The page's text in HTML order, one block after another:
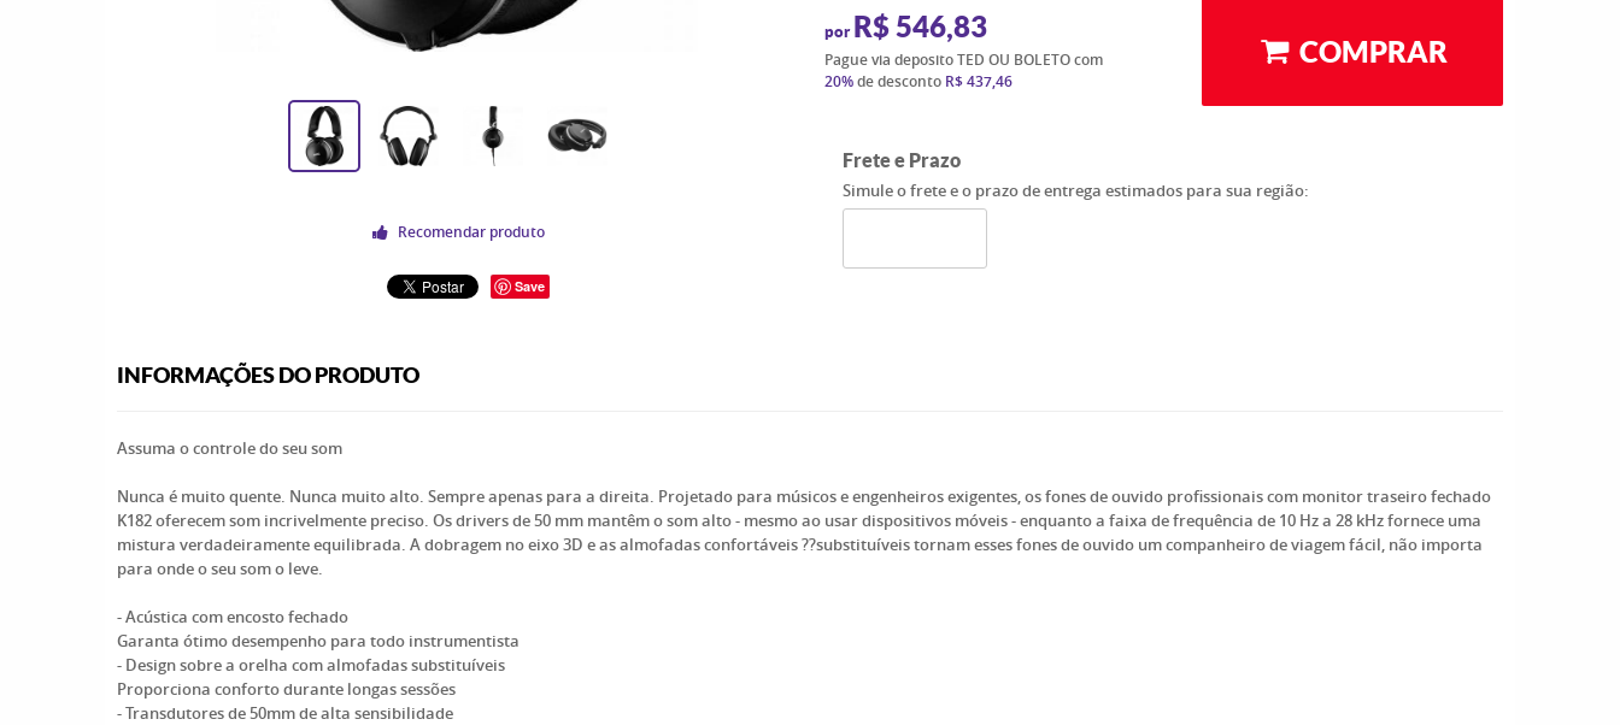
Recomendar produto
Save
por R$ 546,83
Pague via deposito TED OU BOLETO com
20%de desconto R$ 437,46
COMPRAR
Frete e Prazo
Simule o frete e o prazo de entrega estimados para sua região:
INFORMAÇÕES DO PRODUTO
Assuma o controle do seu som
Nunca é muito quente. Nunca muito alto. Sempre apenas para a direita. Projetado para músicos e engenheiros exigentes, os fones de ouvido profissionais com monitor traseiro fechado
K182 oferecem som incrivelmente preciso. Os drivers de 50 mm mantêm o som alto - mesmo ao usar dispositivos móveis - enquanto a faixa de frequência de 10 Hz a 28 kHz fornece uma
mistura verdadeiramente equilibrada. A dobragem no eixo 3D e as almofadas confortáveis ??substituíveis tornam esses fones de ouvido um companheiro de viagem fácil, não importa
para onde o seu som o leve.
- Acústica com encosto fechado
Garanta ótimo desempenho para todo instrumentista
- Design sobre a orelha com almofadas substituíveis
Proporciona conforto durante longas sessões
- Transdutores de 50mm de alta sensibilidade